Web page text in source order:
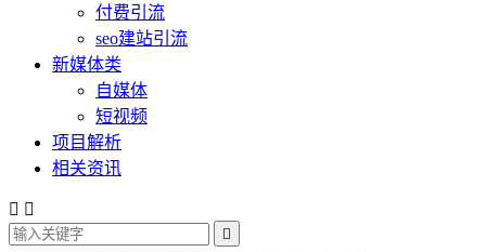
付费引流
seo建站引流
新媒体类
自媒体
短视频
项目解析
相关资讯
 
